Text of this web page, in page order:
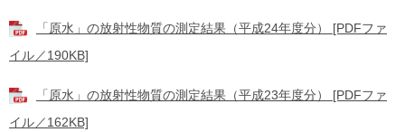
「原水」の放射性物質の測定結果（平成24年度分） [PDFファ
イル／190KB]
「原水」の放射性物質の測定結果（平成23年度分） [PDFファ
イル／162KB]